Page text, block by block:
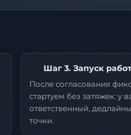
Шаг 3. Запуск
После согласования
стартуем без затяжек: у
ответственный,
точки.